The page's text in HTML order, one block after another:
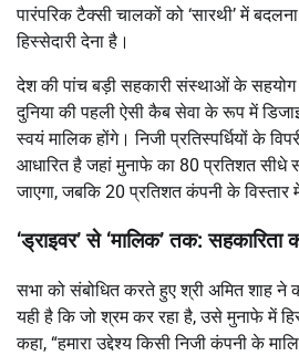
पारंपरिक टैक्सी चालकों को ‘सारथी’ में
हिस्सेदारी देना है।
देश की पांच बड़ी सहकारी संस्थाओं के सहयोग
दुनिया की पहली ऐसी कैब सेवा के रूप में
स्वयं मालिक होंगे। निजी प्रतिस्पर्धियों के
आधारित है जहां मुनाफे का 80 प्रतिशत सीधे
जाएगा, जबकि 20 प्रतिशत कंपनी के विस्तार
‘ड्राइवर’ से ‘मालिक’ तक: सहकारिता
सभा को संबोधित करते हुए श्री अमित शाह ने
यही है कि जो श्रम कर रहा है, उसे मुनाफे में
कहा, “हमारा उद्देश्य किसी निजी कंपनी के